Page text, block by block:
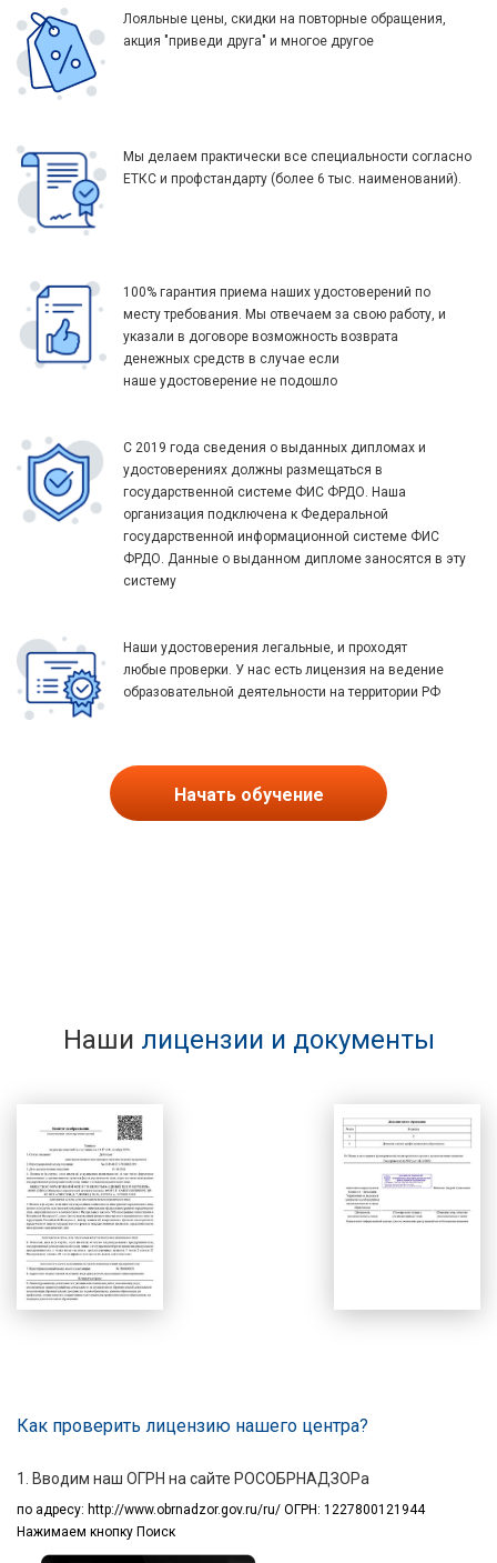
Лояльные цены, скидки на повторные обращения,
акция "приведи друга" и многое другое
Мы делаем практически все специальности согласно
ЕТКС и профстандарту (более 6 тыс. наименований).
100% гарантия приема наших удостоверений по
месту требования. Мы отвечаем за свою работу, и
указали в договоре возможность возврата
денежных средств в случае если
наше удостоверение не подошло
С 2019 года сведения о выданных дипломах и
удостоверениях должны размещаться в
государственной системе ФИС ФРДО. Наша
организация подключена к Федеральной
государственной информационной системе ФИС
ФРДО. Данные о выданном дипломе заносятся в эту
систему
Наши удостоверения легальные, и проходят
любые проверки. У нас есть лицензия на ведение
образовательной деятельности на территории РФ
Начать обучение
Наши лицензии и документы
Как проверить лицензию нашего центра?
1. Вводим наш ОГРН на сайте РОСОБРНАДЗОРа
по адресу: http://www.obrnadzor.gov.ru/ru/ ОГРН: 1227800121944
Нажимаем кнопку Поиск